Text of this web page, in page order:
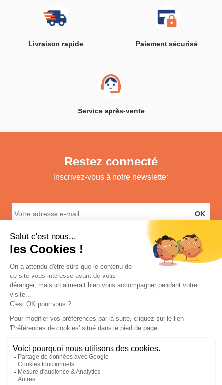
Livraison rapide Paiement sécurisé
Service après-vente
Restez connecté
Inscrivez-vous à notre newsletter
OK
A propos
Services
Informations légales
Contact